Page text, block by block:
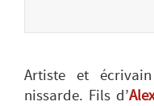
Artiste et
nissarde. Fils d’